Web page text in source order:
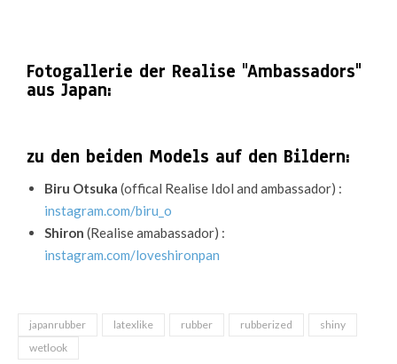
Fotogallerie der Realise "Ambassadors"
aus Japan:
zu den beiden Models auf den Bildern:
Biru Otsuka (offical Realise Idol and ambassador) :
instagram.com/biru_o
Shiron (Realise amabassador) :
instagram.com/loveshironpan
japanrubber latexlike rubber rubberized
shiny
wetlook